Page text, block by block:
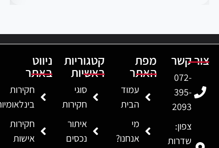
צור קשר
072-
395-
2093
צפון:
שדרות
מפת
האתר
עמוד
הבית
מי
אנחנו?
קטגוריות
ראשיות
סוגי
חקירות
איתור
נכסים
ניווט
באתר
חקירות
חקירות
אישות